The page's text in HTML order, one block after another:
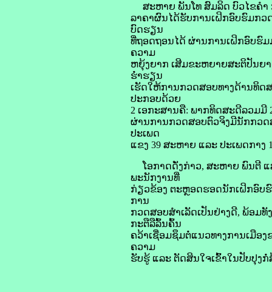
ສະຫາຍ ພັນໂທ ສົມລິດ ບົວໄຂຄໍາ
ລາຄາຜົນໄດ້ຮັບການເຝິກອົບຮົມກວ
ບົດຮຽນ
ທີ່ຖອດຖອນໄດ້ ຜ່ານການເຝິກອົບຮົ
ຄວາມ
ຫຍຸ້ງຍາກ ເສີມຂະຫຍາຍສະຕິປັນຍ
ຮ່ຳຮຽນ
ເຮັດໃຫ້ການກວດສອບທາງດ້ານທິດ
ປະກອບດ້ວຍ
2 ເອກະສານຄື: ພາກທິດສະດີລວມມີ
ຜ່ານການກວດສອບຕົວຈິງມີນັກກວດ
ປະເພດ
ແຂງ 39 ສະຫາຍ ແລະ ປະເພດກາ
ໂອກາດດັ່ງກ່າວ, ສະຫາຍ ພົນຕີ ແ
ພະນັກງານທີ່
ກ່ຽວຂ້ອງ ຕະຫຼອດຮອດນັກເຝິກອົບ
ການ
ກວດສອບສຳເລັດເປັນຢ່າງດີ, ພ້ອມ
ກະຕືລືລົ້ນຄົ້ນ
ຄວ້າເຊື່ອມຊຶມຕໍ່ແນວທາງການເມືອ
ຄວາມ
ຮັບຮູ້ ແລະ ຕັດສິນໃຈເຂົ້າໃນປັບປຸ